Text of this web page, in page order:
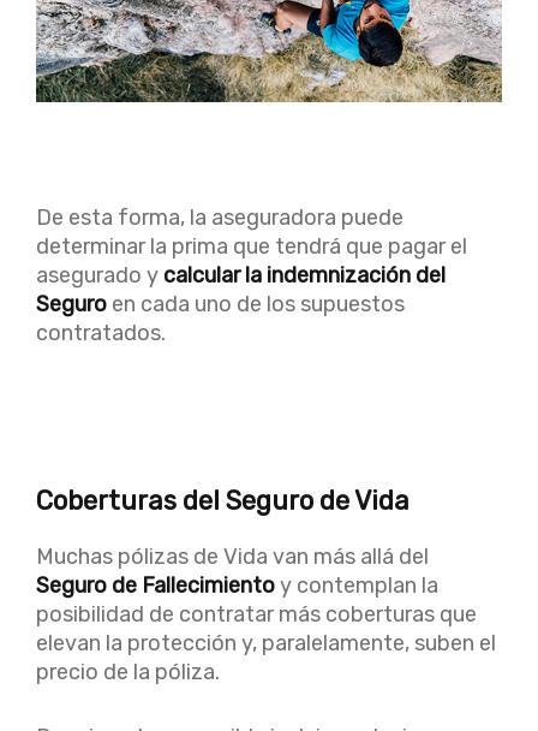
De esta forma, la aseguradora puede
determinar la prima que tendrá que pagar el
asegurado y calcular la indemnización del
Seguro en cada uno de los supuestos
contratados.
Coberturas del Seguro de Vida
Muchas pólizas de Vida van más allá del
Seguro de Fallecimientoy contemplan la
posibilidad de contratar más coberturas que
elevan la protección y, paralelamente, suben el
precio de la póliza.